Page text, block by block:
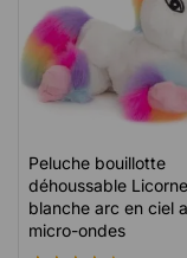
Peluche bouillotte
déhoussable Licorne
blanche arc en ciel
micro-ondes